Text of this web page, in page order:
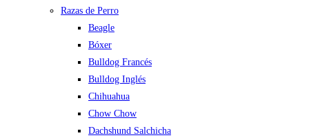
Razas de Perro
Beagle
Bóxer
Bulldog Francés
Bulldog Inglés
Chihuahua
Chow Chow
Dachshund Salchicha